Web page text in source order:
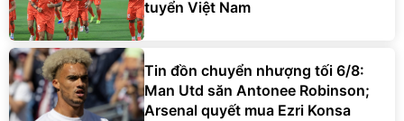
tuyển Việt Nam
Tin đồn chuyển nhượng tối 6/8:
Man Utd săn Antonee Robinson;
Arsenal quyết mua Ezri Konsa